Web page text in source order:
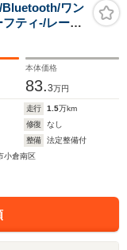
ワン
ティ-/レーン
ビーム/先行
本体価格
83.3万円
走行 1.5万km
修復
なし
整備
法定整備付
小倉南区